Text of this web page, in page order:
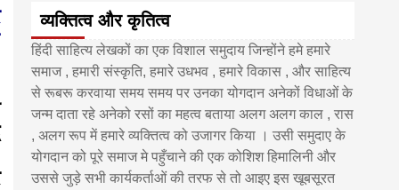
व्यक्तित्व और कृतित्व
हिंदी साहित्य लेखकों का एक विशाल समुदाय जिन्होंने हमे हमारे
समाज , हमारी संस्कृति, हमारे उधभव , हमारे विकास , और साहित्य
से रूबरू करवाया समय समय पर उनका योगदान अनेकों विधाओं के
जन्म दाता रहे अनेको रसों का महत्व बताया अलग अलग काल , रास
, अलग रूप में हमारे व्यक्तित्व को उजागर किया । उसी समुदाए के
योगदान को पूरे समाज मे पहुँचाने की एक कोशिश हिमालिनी और
उससे जुड़े सभी कार्यकर्ताओं की तरफ से तो आइए इस खूबसूरत